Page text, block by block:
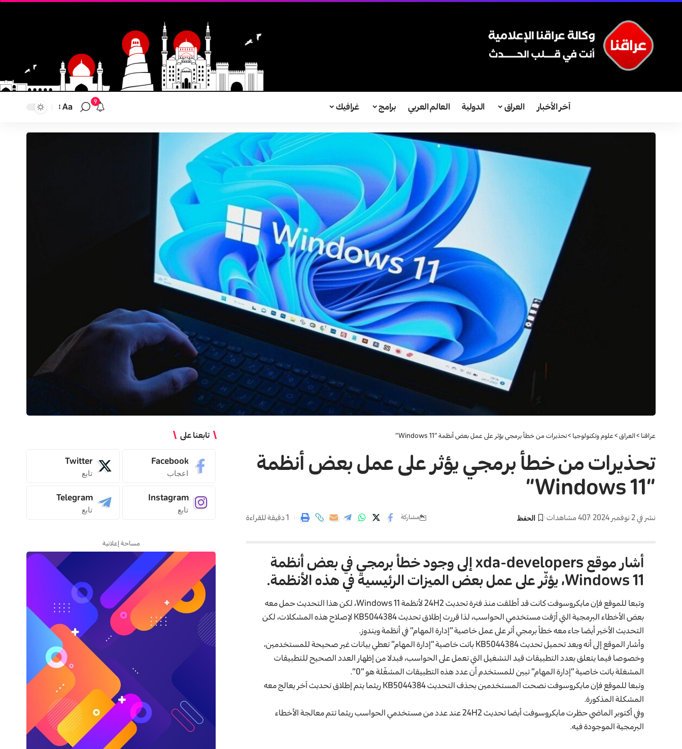
آخر الأخبار العراق الدولية العالم العربي برامج غرافيك 9
تغيير
Aa
عراقنا >العراق>علوم وتكنولوجيا >تحذيرات من خطأ برمجي يؤثر على عمل بعض أنظمة “Windows 11”
تحذيرات من خطأ برمجي يؤثر على عمل بعض أنظمة
“Windows 11”
نشر في 2 نوفمبر 2024 407 مشاهدات مشاركة 1 دقيقة للقراءة
أشار موقع xda-developers إلى وجود خطأ برمجي في بعض أنظمة
Windows 11، يؤثّر على عمل بعض الميزات الرئيسية في هذه الأنظمة.
وتبعا للموقع فإن مايكروسوفت كانت قد أطلقت منذ فترة تحديث 24H2 لأنظمة Windows 11، لكن هذا التحديث حمل معه
بعض الأخطاء البرمجية التي أرّقت مستخدمي الحواسب، لذا قررت إطلاق تحديث KB5044384 لإصلاح هذه المشكلات
، لكن
التحديث الأخير أيضا جاء معه خطأ برمجي أثر على عمل خاصية “إدارة المهام” في أنظمة ويندوز.
وأشار الموقع إلى أنه وبعد تحميل تحديث KB5044384 باتت خاصية “إدارة المهام” تعطي بيانات غير صحيحة للمستخدمين،
وخصوصا فيما يتعلق بعدد التطبيقات قيد التشغيل التي تعمل على الحواسب، فبدلا من إظهار العدد الصحيح للتطبيقات
المشغلة باتت خاصية “إدارة المهام” تبين للمستخدم أن عدد هذه التطبيقات المشغّلة هو “0”.
وتبعا للموقع فإن مايكروسوفت نصحت المستخدمين بحذف التحديث KB5044384 ريثما يتم إطلاق تحديث آخر يعالج معه
المشكلة المذكورة.
وفي أكتوبر الماضي حظرت مايكروسوفت أيضا تحديث 24H2 عند عدد من مستخدمي الحواسب ريثما تتم معالجة الأخطاء
البرمجية الموجودة فيه.
تابعنا على
Facebook
اعجاب
Twitter
تابع
Instagram
تابع
Telegram
تابع
مساحة إعلانية